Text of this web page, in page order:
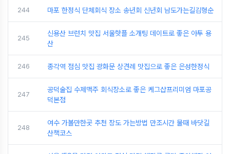
244 마포 한정식 단체회식 장소 송년회 신년회 남도가는길김형순
245
신용산 브런치 맛집 서울핫플 소개팅 데이트로 좋은 아투 용
산
246 종각역 점심 맛집 광화문 상견례 맛집으로 좋은 은성한정식
247
공덕술집 수제맥주 회식장소로 좋은 케그샵프리미엄 마포공
덕본점
248
여수 가볼만한곳 추천 장도 가는방법 만조시간 물때 바닷길
산책코스